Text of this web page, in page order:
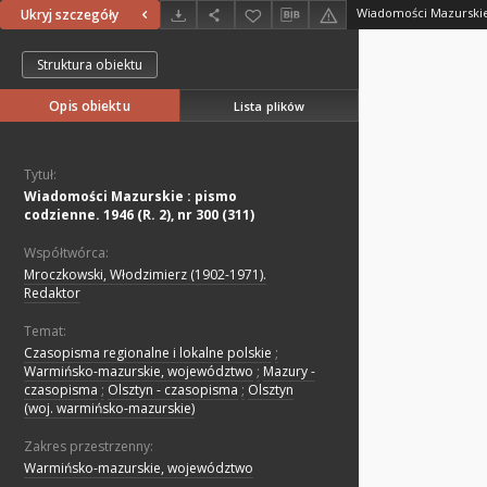
Ukryj szczegóły
Struktura obiektu
Opis obiektu Lista plików
Tytuł:
Wiadomości Mazurskie : pismo
codzienne. 1946 (R. 2), nr 300 (311)
Współtwórca:
Mroczkowski, Włodzimierz (1902-1971).
Redaktor
Temat:
Czasopisma regionalne i lokalne polskie ;
Warmińsko-mazurskie, województwo ; Mazury -
czasopisma ; Olsztyn - czasopisma ; Olsztyn
(woj. warmińsko-mazurskie)
Zakres przestrzenny:
Warmińsko-mazurskie, województwo